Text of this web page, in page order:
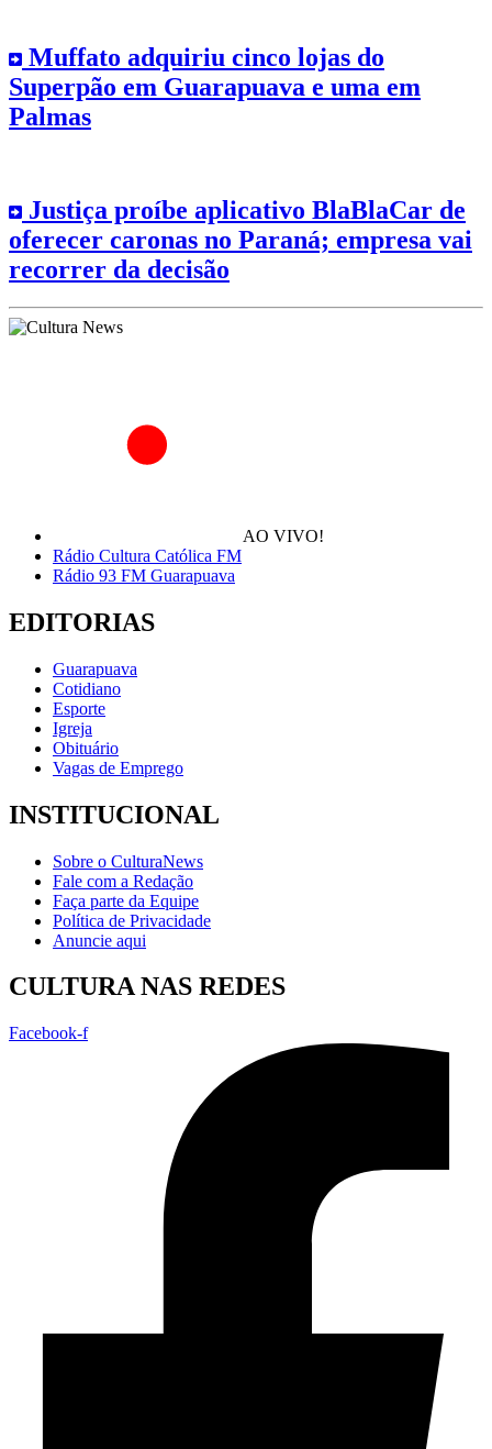
Muffato adquiriu cinco lojas do
Superpão em Guarapuava e uma em
Palmas
Justiça proíbe aplicativo BlaBlaCar de
oferecer caronas no Paraná; empresa vai
recorrer da decisão
AO VIVO!
Rádio Cultura Católica FM
Rádio 93 FM Guarapuava
EDITORIAS
Guarapuava
Cotidiano
Esporte
Igreja
Obituário
Vagas de Emprego
INSTITUCIONAL
Sobre o CulturaNews
Fale com a Redação
Faça parte da Equipe
Política de Privacidade
Anuncie aqui
CULTURA NAS REDES
Facebook-f